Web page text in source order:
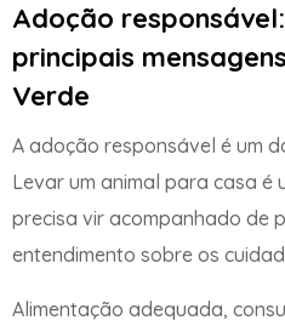
Adoção
principais
Verde
A adoção responsável é um
Levar um animal para casa é
precisa vir acompanhado de
entendimento sobre os
Alimentação adequada,